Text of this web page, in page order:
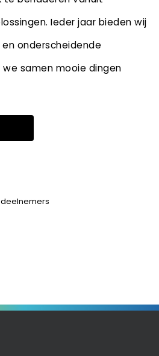
Ieder jaar bieden wij
onderscheidende
samen mooie dingen